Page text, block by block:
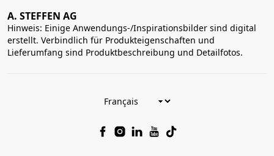
A. STEFFEN AG
Hinweis: Einige Anwendungs-/Inspirationsbilder sind digital
erstellt. Verbindlich für Produkteigenschaften und
Lieferumfang sind Produktbeschreibung und Detailfotos.